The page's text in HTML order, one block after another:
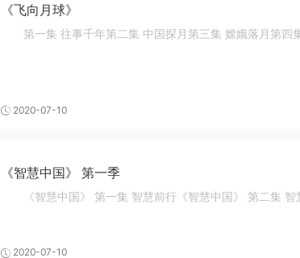
《飞向月球》
第一集 往事千年第二集 中国探月第三集 嫦娥落月第四
2020-07-10
《智慧中国》 第一季
《智慧中国》 第一集 智慧前行《智慧中国》 第二集
2020-07-10